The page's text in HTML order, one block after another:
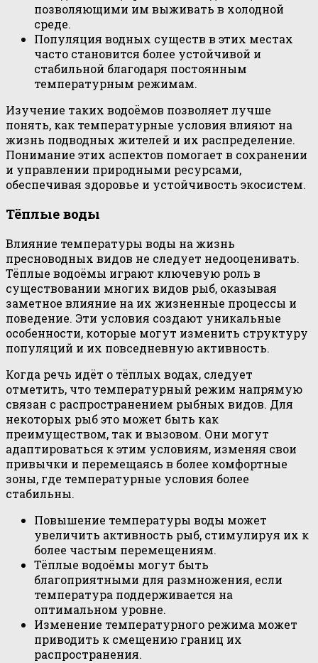
позволяющими им выживать в холодной
среде.
Популяция водных существ в этих местах
часто становится более устойчивой и
стабильной благодаря постоянным
температурным режимам.
Изучение таких водоёмов позволяет лучше
понять, как температурные условия влияют на
жизнь подводных жителей и их распределение.
Понимание этих аспектов помогает в сохранении
и управлении природными ресурсами,
обеспечивая здоровье и устойчивость экосистем.
Тёплые воды
Влияние температуры воды на жизнь
пресноводных видов не следует недооценивать.
Тёплые водоёмы играют ключевую роль в
существовании многих видов рыб, оказывая
заметное влияние на их жизненные процессы и
поведение. Эти условия создают уникальные
особенности, которые могут изменить структуру
популяций и их повседневную активность.
Когда речь идёт о тёплых водах, следует
отметить, что температурный режим напрямую
связан с распространением рыбных видов. Для
некоторых рыб это может быть как
преимуществом, так и вызовом. Они могут
адаптироваться к этим условиям, изменяя свои
привычки и перемещаясь в более комфортные
зоны, где температурные условия более
стабильны.
Повышение температуры воды может
увеличить активность рыб, стимулируя их к
более частым перемещениям.
Тёплые водоёмы могут быть
благоприятными для размножения, если
температура поддерживается на
оптимальном уровне.
Изменение температурного режима может
приводить к смещению границ их
распространения.